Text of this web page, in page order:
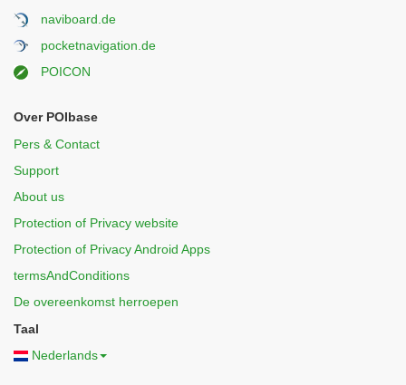
naviboard.de
pocketnavigation.de
POICON
Over POIbase
Pers & Contact
Support
About us
Protection of Privacy website
Protection of Privacy Android Apps
termsAndConditions
De overeenkomst herroepen
Taal
Nederlands